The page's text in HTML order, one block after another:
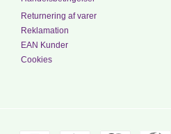
Returnering af varer
Reklamation
EAN Kunder
Cookies